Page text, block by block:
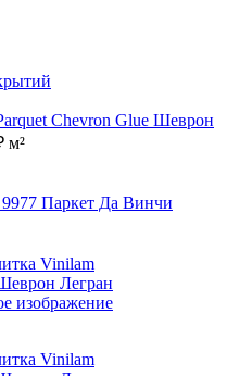
Chevron Glue Шеврон
м²
Паркет Да Винчи